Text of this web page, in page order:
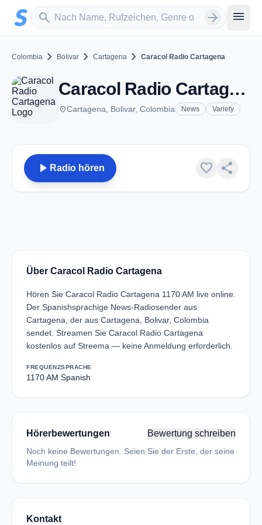
Zum Hauptinhalt springen
search
Sender suchen arrow_forward menu
Colombia chevron_right Bolivar chevron_right Cartagena chevron_right Caracol Radio Cartagena
Caracol Radio Cartagena - AM 1170 - Cartagena
placeCartagena, Bolivar, Colombia News Variety
play_arrow Radio hören favorite share
Über Caracol Radio Cartagena
Hören Sie Caracol Radio Cartagena 1170 AM live online.
Der Spanishsprachige News-Radiosender aus
Cartagena, der aus Cartagena, Bolivar, Colombia
sendet. Streamen Sie Caracol Radio Cartagena
kostenlos auf Streema — keine Anmeldung erforderlich.
FREQUENZ
1170 AM
SPRACHE
Spanish
Hörerbewertungen Bewertung schreiben
Noch keine Bewertungen. Seien Sie der Erste, der seine
Meinung teilt!
Kontakt